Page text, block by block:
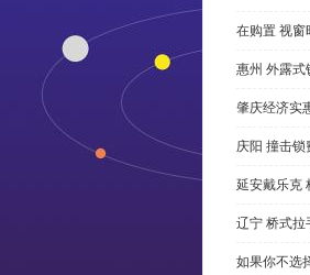
在购置 视窗
惠州 外露式
肇庆经济实
庆阳 撞击
延安戴乐克
辽宁 桥式拉
如果你不选